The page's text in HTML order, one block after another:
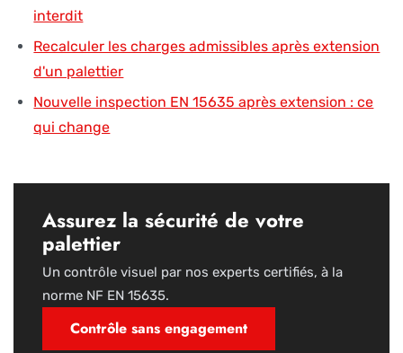
interdit
Recalculer les charges admissibles après extension
d'un palettier
Nouvelle inspection EN 15635 après extension : ce
qui change
Assurez la sécurité de votre
palettier
Un contrôle visuel par nos experts certifiés, à la
norme NF EN 15635.
Contrôle sans engagement